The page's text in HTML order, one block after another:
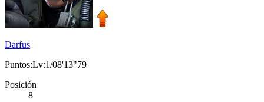
Darfus
Puntos:Lv:1/08'13"79
Posición
8